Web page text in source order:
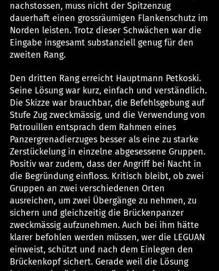
nachstossen, muss nicht der Spitzenzug
dauerhaft einen grossräumigen Flankenschutz im
Norden leisten. Trotz dieser Schwächen war die
Eingabe insgesamt substanziell genug für den
zweiten Rang.
Den dritten Rang erreicht Hauptmann Petkoski.
Seine Lösung war kurz, einfach und verständlich.
Die Skizze war brauchbar, die Befehlsgebung auf
Stufe Zug zweckmässig, und die Verwendung von
Patrouillen entsprach dem Rahmen eines
Panzergrenadierzuges besser als eine zu starke
Zerstückelung in einzelne abgesessene Gruppen.
Positiv war zudem, dass der Angriff bei Nacht in
die Begründung einfloss. Kritisch bleibt, ob zwei
Gruppen an zwei verschiedenen Orten
ausreichen, um zwei Übergänge zu nehmen, zu
sichern und gleichzeitig die Brückenpanzer
zweckmässig aufzunehmen. Auch bei ihm hätte
klarer befohlen werden müssen, wer die LEGUAN
einweist, schützt und nach dem Einlegen den
Brückenkopf sichert. Gerade weil die Lösung